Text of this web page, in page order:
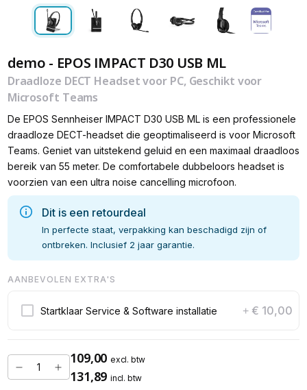
demo - EPOS IMPACT D30 USB ML
Draadloze DECT Headset voor PC, Geschikt voor
Microsoft Teams
De EPOS Sennheiser IMPACT D30 USB ML is een professionele
draadloze DECT-headset die geoptimaliseerd is voor Microsoft
Teams. Geniet van uitstekend geluid en een maximaal draadloos
bereik van 55 meter. De comfortabele dubbeloors headset is
voorzien van een ultra noise cancelling microfoon.
Dit is een retourdeal
In perfecte staat, verpakking kan beschadigd zijn of
ontbreken. Inclusief 2 jaar garantie.
AANBEVOLEN EXTRA'S
Startklaar Service & Software installatie + € 10,00
109,00 excl. btw
131,89 incl. btw